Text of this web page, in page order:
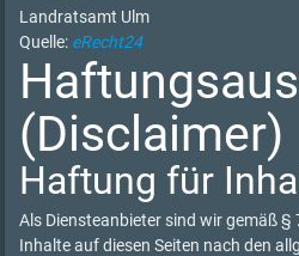
Landratsamt Ulm
Quelle: eRecht24
(Disclaimer)
Haftung für
Als Diensteanbieter sind wir gemäß §
Inhalte auf diesen Seiten nach den